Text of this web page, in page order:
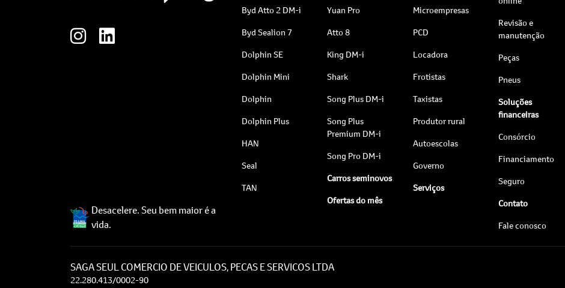
Desacelere. Seu bem maior é a
vida.
Byd Atto 2 DM-i
Byd Sealion 7
Dolphin SE
Dolphin Mini
Dolphin
Dolphin Plus
HAN
Seal
TAN
Yuan Pro
Atto 8
King DM-i
Shark
Song Plus DM-i
Song Plus
Premium DM-i
Song Pro DM-i
Carros seminovos
Ofertas do mês
Microempresas
PCD
Locadora
Frotistas
Taxistas
Produtor rural
Autoescolas
Governo
Serviços
Revisão e
manutenção
Peças
Pneus
Soluções
financeiras
Consórcio
Financiamento
Seguro
Contato
Fale conosco
SAGA SEUL COMERCIO DE VEICULOS, PECAS E SERVICOS LTDA
22.280.413/0002-90